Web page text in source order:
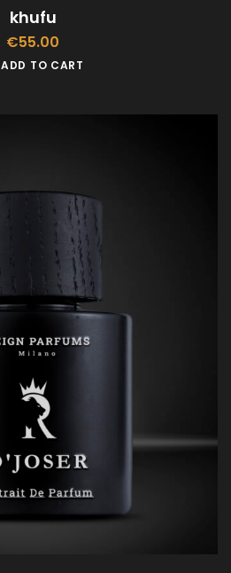
khufu
€55.00
ADD TO CART